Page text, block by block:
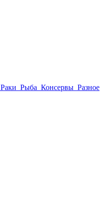
Раки Рыба Консервы Разное